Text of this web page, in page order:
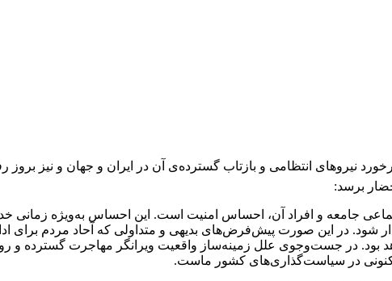
نیروهای انتظامی و بازتاب گسترده‌ی آن در ایران و جهان و نیز
برسد:
جامعه و افراد آن، احساس امنیت است. این احساس به‌ویژه
شود. در این صورت پیش‌فرض‌های بدیهی و متداولی که آحاد مردم برای
بود. در جست‌وجوی علل زمینه‌ساز واقعیت ویرانگر مهاجرت گسترده و رو
کنونی در سیاست‌گذاری‌های کشور ماست.